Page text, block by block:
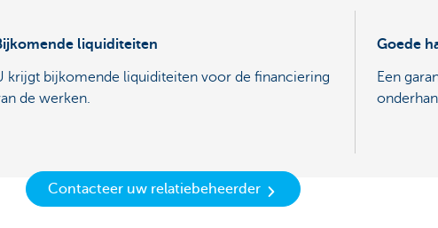
liquiditeiten
krijgt bijkomende liquiditeiten voor de financiering
de werken.
Goede
Een
Contacteer uw relatiebeheerder